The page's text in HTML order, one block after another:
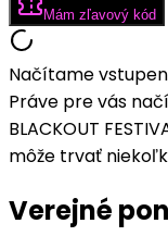
Mám zľavový kód
Načítame
Práve pre vás
BLACKOUT
môže trvať
Verejné